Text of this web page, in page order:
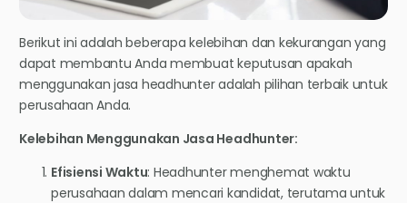
Berikut ini adalah beberapa kelebihan dan kekurangan yang
dapat membantu Anda membuat keputusan apakah
menggunakan jasa headhunter adalah pilihan terbaik untuk
perusahaan Anda.
Kelebihan Menggunakan Jasa Headhunter:
Efisiensi Waktu: Headhunter menghemat waktu
perusahaan dalam mencari kandidat, terutama untuk